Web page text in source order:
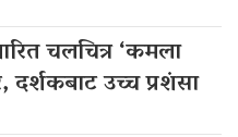
चलचित्र ‘कमला
दर्शकबाट उच्च प्रशंसा